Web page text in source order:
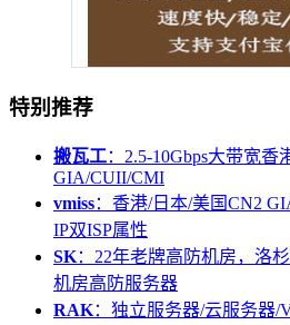
特别推荐
搬瓦工：2.5-10Gbps大带宽
GIA/CUII/CMI
vmiss：香港/日本/美国CN2
IP双ISP属性
SK：22年老牌高防机房，洛
机房高防服务器
RAK：独立服务器/云服务器/